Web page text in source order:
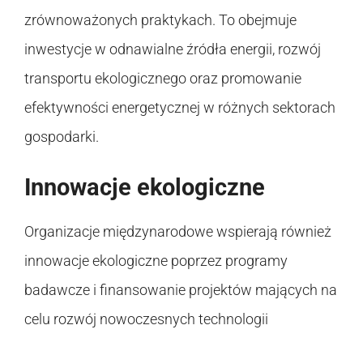
zrównoważonych praktykach. To obejmuje
inwestycje w odnawialne źródła energii, rozwój
transportu ekologicznego oraz promowanie
efektywności energetycznej w różnych sektorach
gospodarki.
Innowacje ekologiczne
Organizacje międzynarodowe wspierają również
innowacje ekologiczne poprzez programy
badawcze i finansowanie projektów mających na
celu rozwój nowoczesnych technologii